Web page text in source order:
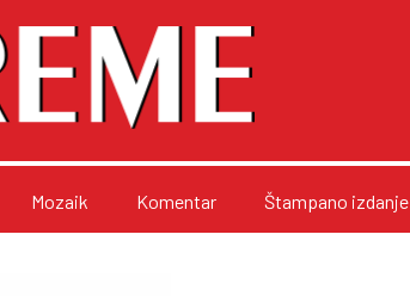
Mozaik Komentar Štampano izdanje